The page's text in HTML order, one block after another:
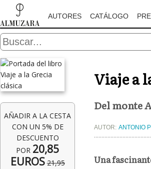
AUTORES CATÁLOGO
AÑADIR A LA CESTA
CON UN 5% DE
DESCUENTO
POR 20,85
EUROS 21,95
Viaje a
Del monte
AUTOR: ANTONIO
Una